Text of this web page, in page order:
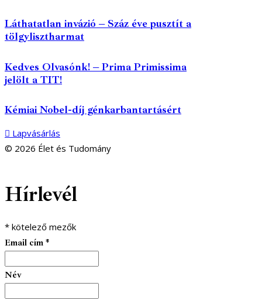
Láthatatlan invázió – Száz éve pusztít a
tölgylisztharmat
Kedves Olvasónk! – Prima Primissima
jelölt a TIT!
Kémiai Nobel-díj génkarbantartásért
Lapvásárlás
© 2026 Élet és Tudomány
Hírlevél
* kötelező mezők
Email cím *
Név